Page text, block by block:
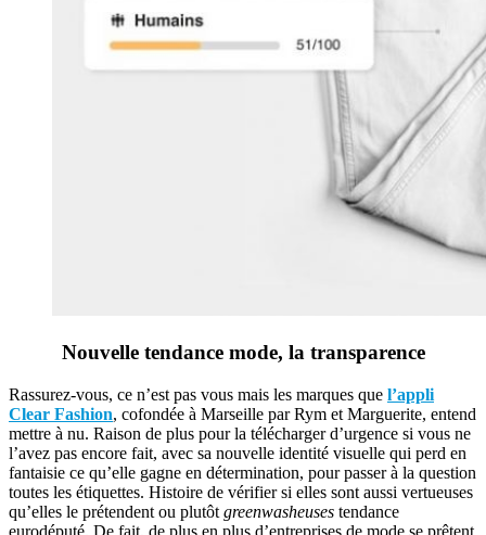
Nouvelle tendance mode, la transparence
Rassurez-vous, ce n’est pas vous mais les marques que l’appli
Clear Fashion, cofondée à Marseille par Rym et Marguerite, entend
mettre à nu. Raison de plus pour la télécharger d’urgence si vous ne
l’avez pas encore fait, avec sa nouvelle identité visuelle qui perd en
fantaisie ce qu’elle gagne en détermination, pour passer à la question
toutes les étiquettes. Histoire de vérifier si elles sont aussi vertueuses
qu’elles le prétendent ou plutôt greenwasheuses tendance
eurodéputé. De fait, de plus en plus d’entreprises de mode se prêtent